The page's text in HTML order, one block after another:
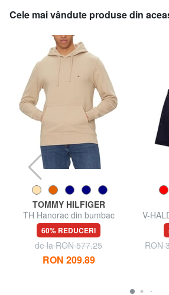
Cele mai vândute produse din
TOMMY HILFIGER
TH Hanorac din bumbac
60% REDUCERI
de la RON 577.25
RON 209.89
V-
RON